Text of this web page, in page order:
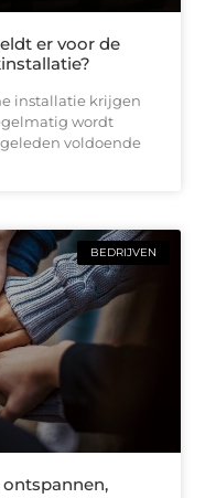
er voor de
installatie krijgen
wordt
voldoende
BEDRIJVEN